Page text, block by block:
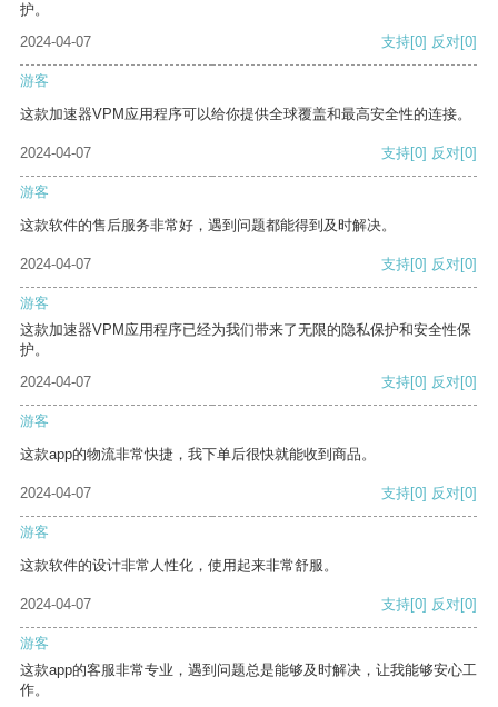
护。
2024-04-07
支持[0] 反对[0]
游客
这款加速器VPM应用程序可以给你提供全球覆盖和最高安全性的连接。
2024-04-07 支持[0] 反对[0]
游客
这款软件的售后服务非常好，遇到问题都能得到及时解决。
2024-04-07 支持[0] 反对[0]
游客
这款加速器VPM应用程序已经为我们带来了无限的隐私保护和安全性保
护。
2024-04-07
支持[0] 反对[0]
游客
这款app的物流非常快捷，我下单后很快就能收到商品。
2024-04-07 支持[0] 反对[0]
游客
这款软件的设计非常人性化，使用起来非常舒服。
2024-04-07 支持[0] 反对[0]
游客
这款app的客服非常专业，遇到问题总是能够及时解决，让我能够安心工
作。